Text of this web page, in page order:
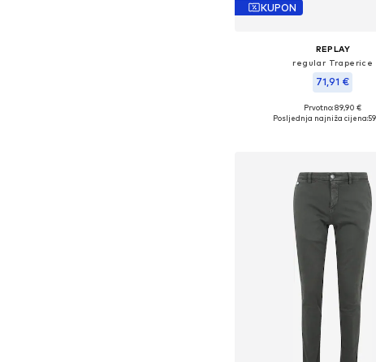
KUPON
REPLAY
regular Traperice
71,91 €
Dostupne veličine: 29, 30,
Prvotno: 89,90 €
Posljednja najniža cijena: